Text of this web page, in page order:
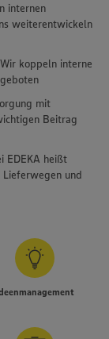
internen
weiterentwickeln
koppeln interne
mit
Beitrag
EDEKA heißt
und